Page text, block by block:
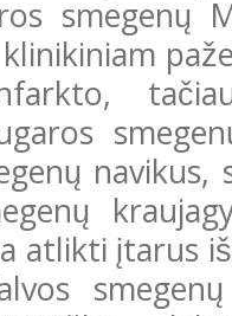
smegenų
atlikti įtarus